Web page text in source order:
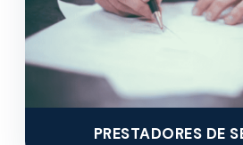
PRESTADORES DE